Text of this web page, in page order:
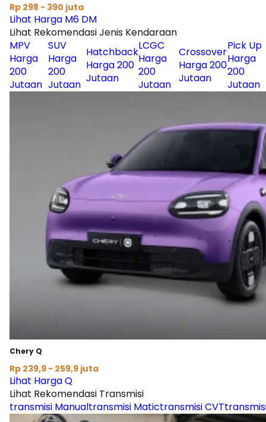
Rp 298 - 390 juta
Lihat Harga M6 DM
Lihat Rekomendasi Jenis Kendaraan
MPV
Harga
200
Jutaan
SUV
Harga
200
Jutaan
Hatchback
Harga 200
Jutaan
LCGC
Harga
200
Jutaan
Crossover
Harga 200
Jutaan
Pick Up
Harga
200
Jutaan
Chery Q
Rp 239,9 - 259,9 juta
Lihat Harga Q
Lihat Rekomendasi Transmisi
transmisi Manualtransmisi Matictransmisi CVT